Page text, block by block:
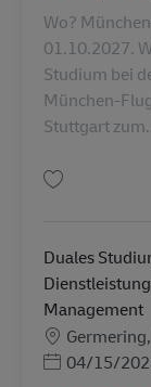
Wo?
01.10.2027.
Studium bei
München-
Stuttgart
Duales
Management
Miesto
Posted Date
04/15/